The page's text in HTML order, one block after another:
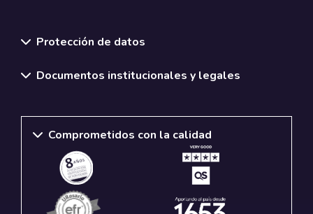
Protección de datos
Documentos institucionales y legales
Comprometidos con la calidad